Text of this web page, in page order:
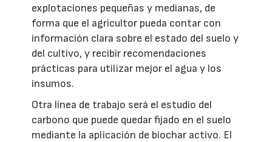
explotaciones pequeñas y medianas, de
forma que el agricultor pueda contar con
información clara sobre el estado del suelo y
del cultivo, y recibir recomendaciones
prácticas para utilizar mejor el agua y los
insumos.
Otra línea de trabajo será el estudio del
carbono que puede quedar fijado en el suelo
mediante la aplicación de biochar activo. El